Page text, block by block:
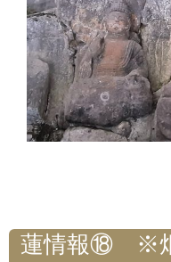
蓮情報⑱ ※畑